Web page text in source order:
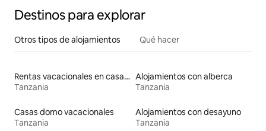
Destinos para explorar
Otros tipos de alojamientos Qué hacer
Rentas vacacionales en casas adosadas
Tanzania
Alojamientos con alberca
Tanzania
Casas domo vacacionales
Tanzania
Alojamientos con desayuno
Tanzania